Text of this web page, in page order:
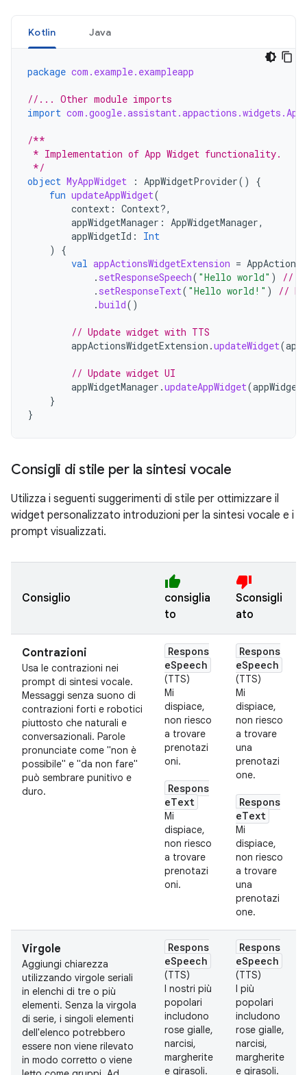
Kotlin Java
package com.example.exampleapp
//... Other module imports
import
/**
* Implementation of App Widget functionality.
*/
object MyAppWidget : AppWidgetProvider()
{
fun updateAppWidget(
context : Context?,
appWidgetManager : AppWidgetManager,
appWidgetId :
Int
)
{
val appActionsWidgetExtension =
. setResponseSpeech( "Hello world" )
//
. setResponseText( "Hello world!" )
//
.build()
// Update widget with TTS
appActionsWidgetExtension .updateWidget(
// Update widget UI
appWidgetManager .updateAppWidget(
}
}
Consigli di stile per la sintesi vocale
Utilizza i seguenti suggerimenti di stile per ottimizzare il
widget personalizzato introduzioni per la sintesi vocale e i
prompt visualizzati.
Consiglio
thumb_up
consiglia
to
thumb_down
Sconsigli
ato
Contrazioni
Usa le contrazioni nei
prompt di sintesi vocale.
Messaggi senza suono di
contrazioni forti e robotici
piuttosto che naturali e
conversazionali. Parole
pronunciate come "non è
possibile" e "da non fare"
può sembrare punitivo e
duro.
Respons
eSpeech
(TTS)
Mi
dispiace,
non riesco
a trovare
prenotazi
oni.
Respons
eText
Mi
dispiace,
non riesco
a trovare
prenotazi
oni.
Respons
eSpeech
(TTS)
Mi
dispiace,
non riesco
a trovare
una
prenotazi
one.
Respons
eText
Mi
dispiace,
non riesco
a trovare
una
prenotazi
one.
Virgole
Aggiungi chiarezza
utilizzando virgole seriali
in elenchi di tre o più
elementi. Senza la virgola
di serie, i singoli elementi
dell'elenco potrebbero
essere non viene rilevato
in modo corretto o viene
Respons
eSpeech
(TTS)
I nostri più
popolari
includono
rose gialle,
narcisi,
margherite
e girasoli.
Respons
eSpeech
(TTS)
I più
popolari
includono
rose gialle,
narcisi,
margherite
e girasoli.